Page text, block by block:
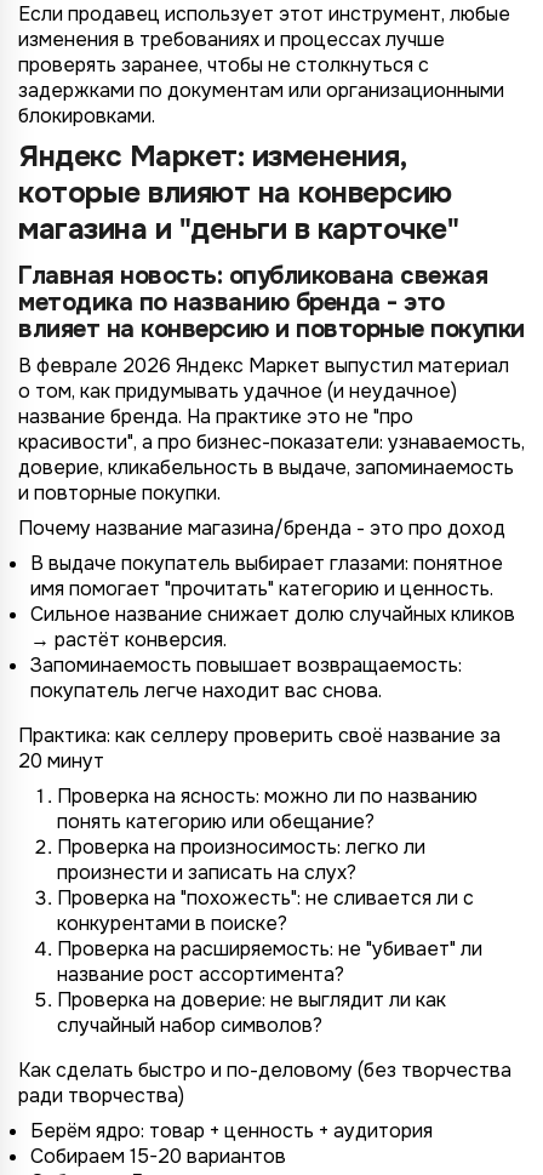
Если продавец использует этот инструмент, любые
изменения в требованиях и процессах лучше
проверять заранее, чтобы не столкнуться с
задержками по документам или организационными
блокировками.
Яндекс Маркет: изменения,
которые влияют на конверсию
магазина и "деньги в карточке"
Главная новость: опубликована свежая
методика по названию бренда - это
влияет на конверсию и повторные покупки
В феврале 2026 Яндекс Маркет выпустил материал
о том, как придумывать удачное (и неудачное)
название бренда. На практике это не "про
красивости", а про бизнес-показатели: узнаваемость,
доверие, кликабельность в выдаче, запоминаемость
и повторные покупки.
Почему название магазина/бренда - это про доход
В выдаче покупатель выбирает глазами: понятное
имя помогает "прочитать" категорию и ценность.
Сильное название снижает долю случайных кликов
→ растёт конверсия.
Запоминаемость повышает возвращаемость:
покупатель легче находит вас снова.
Практика: как селлеру проверить своё название за
20 минут
Проверка на ясность: можно ли по названию
понять категорию или обещание?
Проверка на произносимость: легко ли
произнести и записать на слух?
Проверка на "похожесть": не сливается ли с
конкурентами в поиске?
Проверка на расширяемость: не "убивает" ли
название рост ассортимента?
Проверка на доверие: не выглядит ли как
случайный набор символов?
Как сделать быстро и по-деловому (без творчества
ради творчества)
Берём ядро: товар + ценность + аудитория
Собираем 15-20 вариантов
Согласие на обработку ПД
Правила обработки персональных данных
Отправить заявку
https://your-company.totalcrm.ru
Назад Далее
Назад Далее
более 5 организаций
Назад Далее
от 10 млн.
Назад Передать анкету